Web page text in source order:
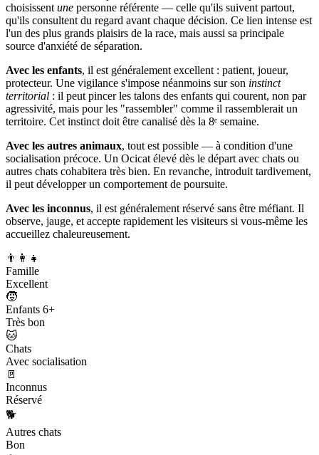
choisissent une personne référente — celle qu'ils suivent partout,
qu'ils consultent du regard avant chaque décision. Ce lien intense est
l'un des plus grands plaisirs de la race, mais aussi sa principale
source d'anxiété de séparation.
Avec les enfants, il est généralement excellent : patient, joueur,
protecteur. Une vigilance s'impose néanmoins sur son instinct
territorial : il peut pincer les talons des enfants qui courent, non par
agressivité, mais pour les "rassembler" comme il rassemblerait un
territoire. Cet instinct doit être canalisé dès la 8ᵉ semaine.
Avec les autres animaux, tout est possible — à condition d'une
socialisation précoce. Un Ocicat élevé dès le départ avec chats ou
autres chats cohabitera très bien. En revanche, introduit tardivement,
il peut développer un comportement de poursuite.
Avec les inconnus, il est généralement réservé sans être méfiant. Il
observe, jauge, et accepte rapidement les visiteurs si vous-même les
accueillez chaleureusement.
👨‍👩‍👧
Famille
Excellent
🧒
Enfants 6+
Très bon
🐱
Chats
Avec socialisation
🚪
Inconnus
Réservé
🐕
Autres chats
Bon